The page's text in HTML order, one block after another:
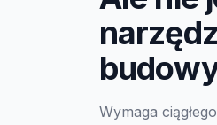
Wymaga